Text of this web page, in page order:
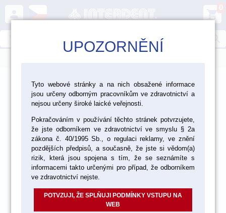
person shopping_cart
0
> CAD/CAM > Skenování >
Pomůcky pro skenování
UPOZORNĚNÍ
Tyto webové stránky a na nich obsažené informace
jsou určeny odborným pracovníkům ve zdravotnictví a
nejsou určeny široké laické veřejnosti.
Pokračováním v používání těchto stránek potvrzujete,
že jste odborníkem ve zdravotnictví ve smyslu § 2a
zákona č. 40/1995 Sb., o regulaci reklamy, ve znění
pozdějších předpisů, a současně, že jste si vědom(a)
rizik, která jsou spojena s tím, že se seznámíte s
informacemi takto určenými pro případ, že odborníkem
ve zdravotnictví nejste.
POTVZUJI, ŽE SPLŇUJI PODMÍNKY VSTUPU NA
WEB